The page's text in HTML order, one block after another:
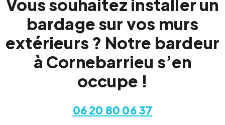
Vous souhaitez installer un
bardage sur vos murs
extérieurs ? Notre bardeur
à Cornebarrieu s’en
occupe !
06 20 80 06 37